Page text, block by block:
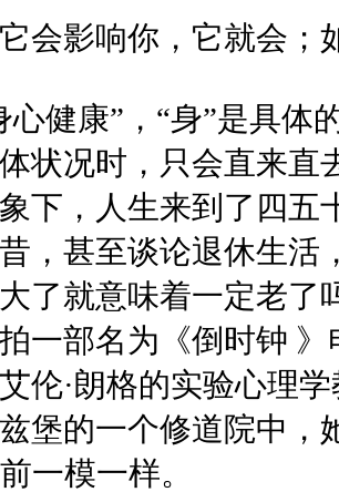
会影响你，它就会；
心健康”，“身”是具体
状况时，只会直来直
下，人生来到了四五
，甚至谈论退休生活
了就意味着一定老了
一部名为《倒时钟
伦·朗格的实验心理
堡的一个修道院中，
一模一样。